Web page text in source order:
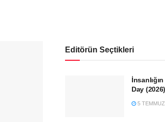
Editörün Seçtikleri
Day (2026)
5